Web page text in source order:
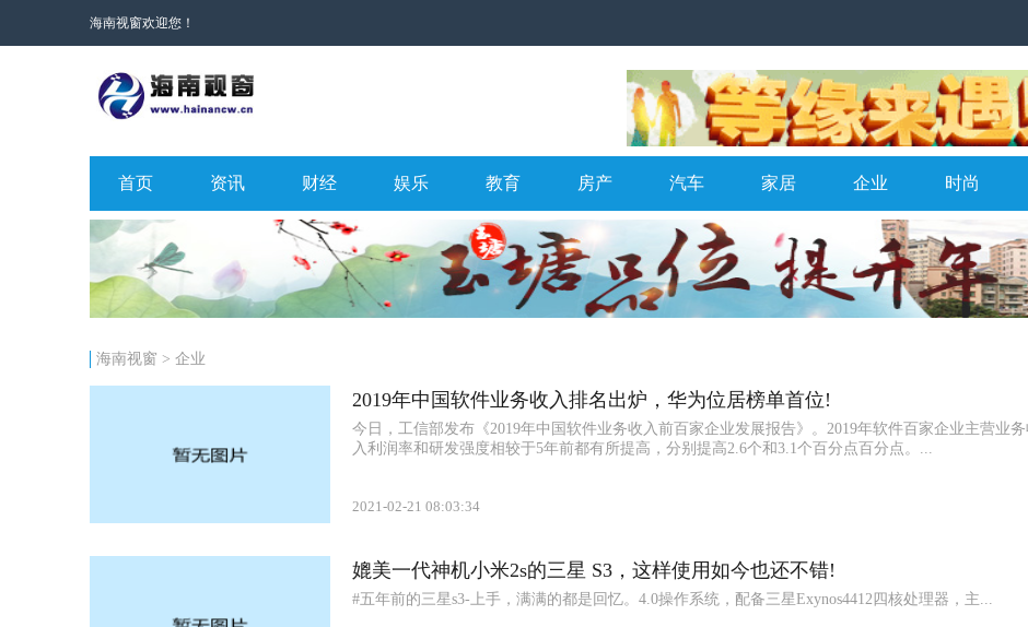
海南视窗欢迎您！
首页 资讯 财经 娱乐 教育 房产 汽车 家居 企业 时尚
海南视窗 > 企业
2019年中国软件业务收入排名出炉，华为位居榜单首位!
今日，工信部发布《2019年中国软件业务收入前百家企业发展报告》。2019年软件百家企业主营业务
入利润率和研发强度相较于5年前都有所提高，分别提高2.6个和3.1个百分点百分点。...
2021-02-21 08:03:34
媲美一代神机小米2s的三星 S3，这样使用如今也还不错!
#五年前的三星s3-上手，满满的都是回忆。4.0操作系统，配备三星Exynos4412四核处理器，主...
许巍痛仰万青逃跑计划群星闪耀海口 迷